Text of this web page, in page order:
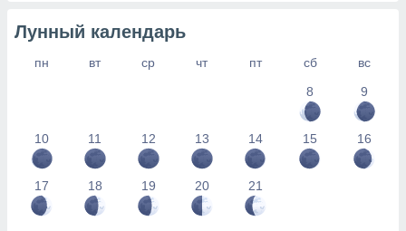
Лунный календарь
пн вт ср чт пт сб
вс
8
9
10 11 12 13 14 15 16
17 18 19 20 21